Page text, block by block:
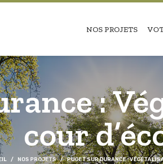
NOS PROJETS
:
cour
NOS PROJETS PUGET SUR DURANCE :